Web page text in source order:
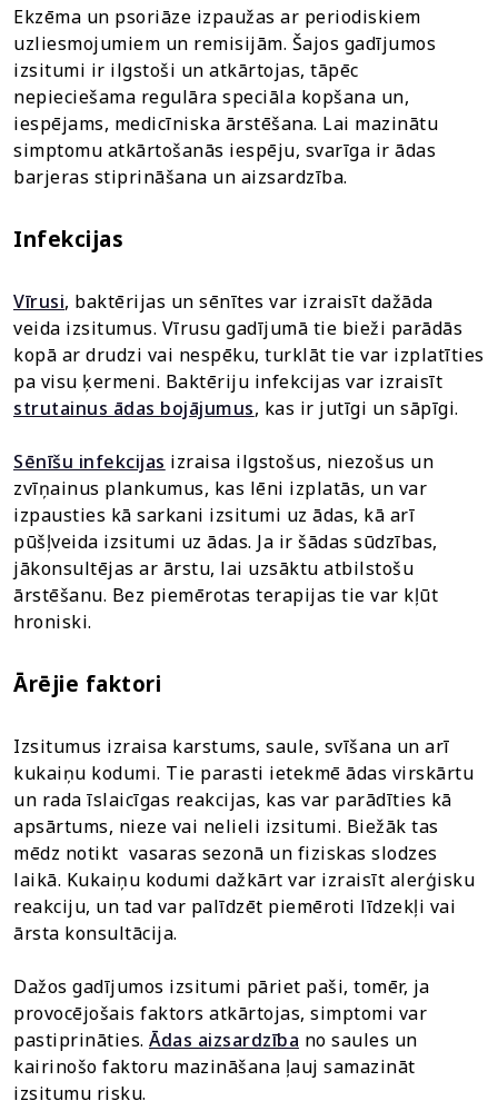
Ekzēma un psoriāze izpaužas ar periodiskiem
uzliesmojumiem un remisijām. Šajos gadījumos
izsitumi ir ilgstoši un atkārtojas, tāpēc
nepieciešama regulāra speciāla kopšana un,
iespējams, medicīniska ārstēšana. Lai mazinātu
simptomu atkārtošanās iespēju, svarīga ir ādas
barjeras stiprināšana un aizsardzība.
Infekcijas
Vīrusi, baktērijas un sēnītes var izraisīt dažāda
veida izsitumus. Vīrusu gadījumā tie bieži parādās
kopā ar drudzi vai nespēku, turklāt tie var izplatīties
pa visu ķermeni. Baktēriju infekcijas var izraisīt
strutainus ādas bojājumus, kas ir jutīgi un sāpīgi.
Sēnīšu infekcijas izraisa ilgstošus, niezošus un
zvīņainus plankumus, kas lēni izplatās, un var
izpausties kā sarkani izsitumi uz ādas, kā arī
pūšļveida izsitumi uz ādas. Ja ir šādas sūdzības,
jākonsultējas ar ārstu, lai uzsāktu atbilstošu
ārstēšanu. Bez piemērotas terapijas tie var kļūt
hroniski.
Ārējie faktori
Izsitumus izraisa karstums, saule, svīšana un arī
kukaiņu kodumi. Tie parasti ietekmē ādas virskārtu
un rada īslaicīgas reakcijas, kas var parādīties kā
apsārtums, nieze vai nelieli izsitumi. Biežāk tas
mēdz notikt vasaras sezonā un fiziskas slodzes
laikā. Kukaiņu kodumi dažkārt var izraisīt alerģisku
reakciju, un tad var palīdzēt piemēroti līdzekļi vai
ārsta konsultācija.
Dažos gadījumos izsitumi pāriet paši, tomēr, ja
provocējošais faktors atkārtojas, simptomi var
pastiprināties. Ādas aizsardzība no saules un
kairinošo faktoru mazināšana ļauj samazināt
izsitumu risku.